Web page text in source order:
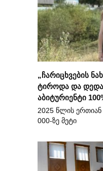
„ჩარიცხვების
ტიროდა და დედა
აბიტურიენტი
2025 წლის
000-ზე მეტი